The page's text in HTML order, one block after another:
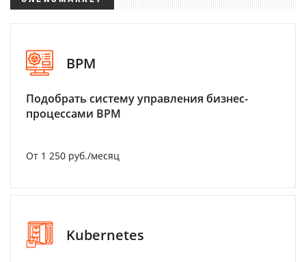
BPM
Подобрать систему управления бизнес-
процессами BPM
От 1 250 руб./месяц
Kubernetes